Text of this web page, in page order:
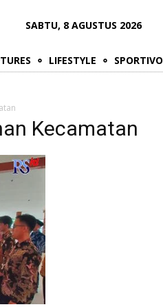
SABTU, 8 AGUSTUS 2026
LIFESTYLE SPORTIVO
Kecamatan